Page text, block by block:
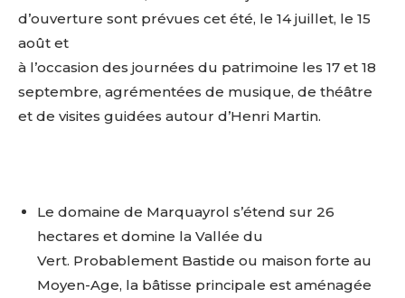
Adresse email*
Nom
d’ouverture sont prévues cet été, le 14 juillet, le 15
août et
à l’occasion des journées du patrimoine les 17 et 18
septembre, agrémentées de musique, de théâtre
et de visites guidées autour d’Henri Martin.
Le domaine de Marquayrol s’étend sur 26
hectares et domine la Vallée du
Vert. Probablement Bastide ou maison forte au
Moyen-Age, la bâtisse principale est aménagée